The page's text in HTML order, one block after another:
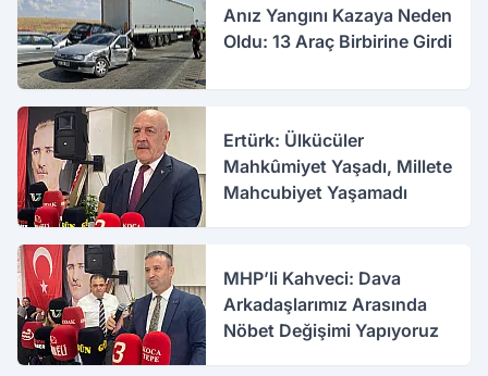
Anız Yangını Kazaya Neden
Oldu: 13 Araç Birbirine Girdi
Ertürk: Ülkücüler
Mahkûmiyet Yaşadı, Millete
Mahcubiyet Yaşamadı
MHP’li Kahveci: Dava
Arkadaşlarımız Arasında
Nöbet Değişimi Yapıyoruz